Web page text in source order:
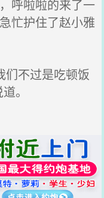
呼啦啦的来了一
忙护住了赵小雅
不过是吃顿饭
。